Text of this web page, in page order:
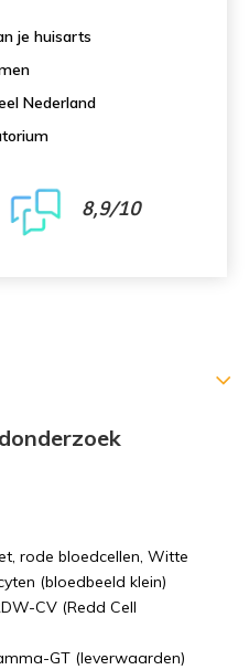
je huisarts
Nederland
8,9/10
rode bloedcellen, Witte
(bloedbeeld klein)
CV (Redd Cell
GT (leverwaarden)